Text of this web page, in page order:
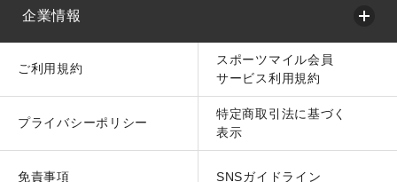
企業情報
ご利用規約
スポーツマイル会員
サービス利用規約
プライバシーポリシー
特定商取引法に基づく
表示
免責事項 SNSガイドライン